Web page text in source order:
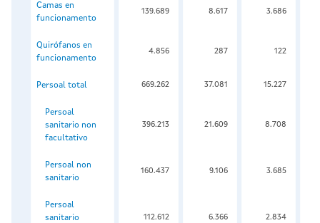
Camas en
funcionamento
139.689 8.617 3.686
Quirófanos en
funcionamento
4.856 287 122
Persoal total 669.262 37.081 15.227
Persoal
sanitario non
facultativo
396.213 21.609 8.708
Persoal non
sanitario
160.437 9.106 3.685
Persoal
sanitario
112.612 6.366 2.834